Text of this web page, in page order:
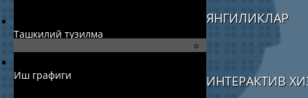
Ташкилий тузилма
Иш графиги
ЯНГИЛИКЛАР
ИНТЕРАКТИВ